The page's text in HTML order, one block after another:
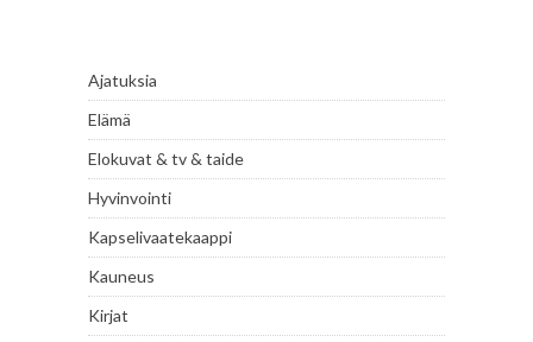
Ajatuksia
Elämä
Elokuvat & tv & taide
Hyvinvointi
Kapselivaatekaappi
Kauneus
Kirjat